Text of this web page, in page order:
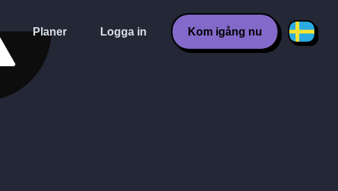
Planer Logga in Kom igång nu